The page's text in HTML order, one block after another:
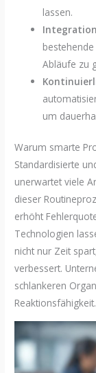
lassen.
Abläufe zu
um
Warum smarte
Standardisierte
unerwartet viele
dieser
erhöht
Technologien
nicht nur Zeit
verbessert.
schlankeren
Reaktionsfähigkeit.